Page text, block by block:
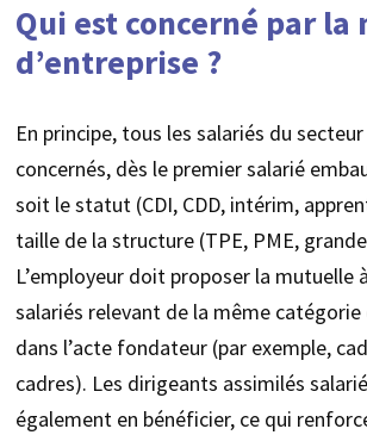
Qui est concerné par
d’entreprise ?
En principe, tous les salariés du
concernés, dès le premier salarié
soit le statut (CDI, CDD, intérim,
taille de la structure (TPE, PME,
L’employeur doit proposer la mutuelle
salariés relevant de la même
dans l’acte fondateur (par exemple,
cadres). Les dirigeants assimilés
également en bénéficier, ce qui